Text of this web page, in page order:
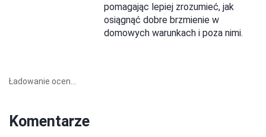
pomagając lepiej zrozumieć, jak
osiągnąć dobre brzmienie w
domowych warunkach i poza nimi.
Ładowanie ocen...
Komentarze